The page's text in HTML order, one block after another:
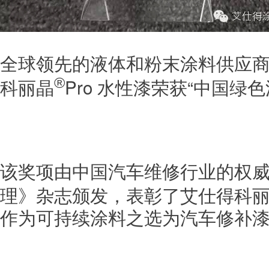
全球领先的液体和粉末涂料供应
科丽晶®Pro 水性漆荣获“中国绿
该奖项由中国汽车维修行业的权
理》杂志颁发，表彰了艾仕得科
作为可持续涂料之选为汽车修补